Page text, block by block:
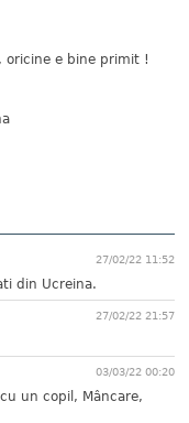
oricine e bine primit !
27/02/22 11:52
din Ucreina.
27/02/22 21:57
03/03/22 00:20
un copil, Mâncare,